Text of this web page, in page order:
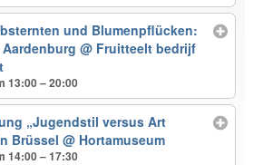
und Blumenpflücken:
@ Fruitteelt bedrijf
13:00 – 20:00
„Jugendstil versus Art
Brüssel@ Hortamuseum
14:00 – 17:30